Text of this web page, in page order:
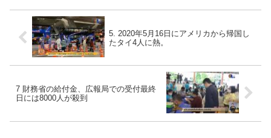
5. 2020年5月16日にアメリカから帰国し
たタイ4人に熱。
7 財務省の給付金、広報局での受付最終
日には8000人が殺到